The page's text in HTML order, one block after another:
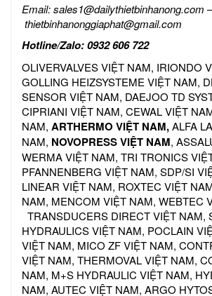
Email:sales1@dailythietbinhanong.com –
thietbinhanonggiaphat@gmail.com
Hotline/Zalo: 0932 606 722
OLIVERVALVES VIỆT NAM, IRIONDO
GOLLING HEIZSYSTEME VIỆT NAM,
SENSOR VIỆT NAM, DAEJOO TD
CIPRIANI VIỆT NAM, CEWAL VIỆT
NAM, ARTHERMO VIỆT NAM,ALFA
NAM, NOVOPRESS VIỆT NAM,
WERMA VIỆT NAM, TRI TRONICS
PFANNENBERG VIỆT NAM, SDP/SI
LINEAR VIỆT NAM, ROXTEC VIỆT
NAM, MENCOM VIỆT NAM, WEBTEC
TRANSDUCERS DIRECT VIỆT NAM,
HYDRAULICS VIỆT NAM, POCLAIN
VIỆT NAM, MICO ZF VIỆT NAM,
VIỆT NAM, THERMOVAL VIỆT NAM,
NAM, M+S HYDRAULIC VIỆT NAM,
NAM, AUTEC VIỆT NAM, ARGO